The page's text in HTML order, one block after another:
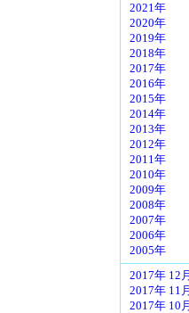
2021年
2020年
2019年
2018年
2017年
2016年
2015年
2014年
2013年
2012年
2011年
2010年
2009年
2008年
2007年
2006年
2005年
2017年 12月
2017年 11月
2017年 10月